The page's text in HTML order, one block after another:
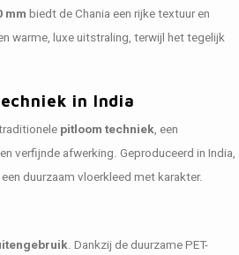
mmbiedt de Chania een rijke textuur en
warme, luxe uitstraling, terwijl het tegelijk
in India
pitloom techniek, een
verfijnde afwerking. Geproduceerd in India,
duurzaam vloerkleed met karakter.
. Dankzij de duurzame PET-